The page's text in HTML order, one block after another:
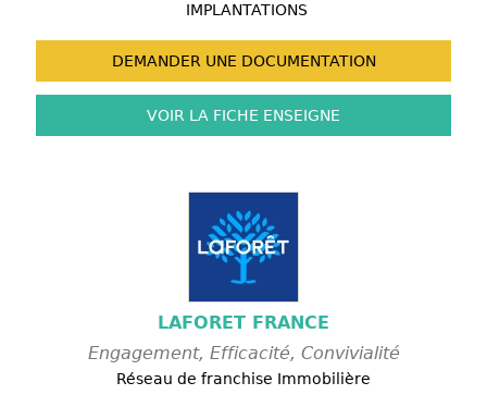
IMPLANTATIONS
DEMANDER UNE DOCUMENTATION
VOIR LA FICHE ENSEIGNE
LAFORET FRANCE
Engagement, Efficacité, Convivialité
Réseau de franchise Immobilière